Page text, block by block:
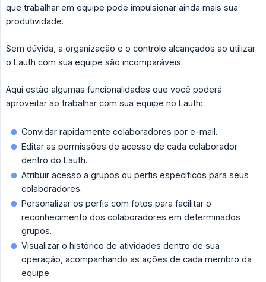
que trabalhar em equipe pode impulsionar ainda mais sua
produtividade.
Sem dúvida, a organização e o controle alcançados ao utilizar
o Lauth com sua equipe são incomparáveis.
Aqui estão algumas funcionalidades que você poderá
aproveitar ao trabalhar com sua equipe no Lauth:
Convidar rapidamente colaboradores por e-mail.
Editar as permissões de acesso de cada colaborador
dentro do Lauth.
Atribuir acesso a grupos ou perfis específicos para seus
colaboradores.
Personalizar os perfis com fotos para facilitar o
reconhecimento dos colaboradores em determinados
grupos.
Visualizar o histórico de atividades dentro de sua
operação, acompanhando as ações de cada membro da
equipe.